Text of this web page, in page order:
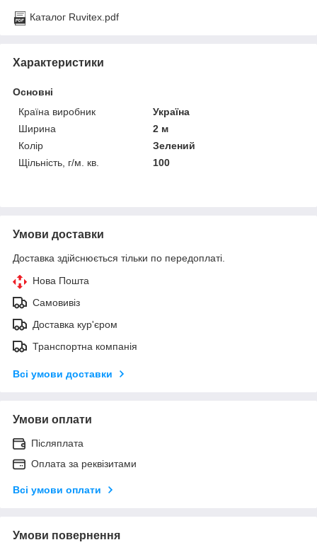
Каталог Ruvitex.pdf
Характеристики
Основні
Країна виробник
Україна
Ширина
2 м
Колір
Зелений
Щільність, г/м. кв.
100
Умови доставки
Доставка здійснюється тільки по передоплаті.
Нова Пошта
Самовивіз
Доставка кур'єром
Транспортна компанія
Всі умови доставки
Умови оплати
Післяплата
Оплата за реквізитами
Всі умови оплати
Умови повернення